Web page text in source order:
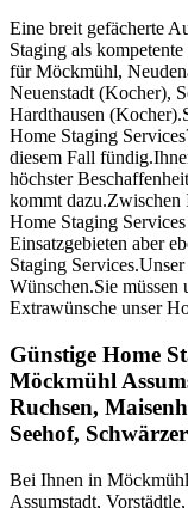
Eine breit gefächerte
Staging als
für Möckmühl,
Neuenstadt (Kocher),
Hardthausen
Home Staging
diesem Fall
höchster
kommt dazu.Zwischen
Home Staging
Einsatzgebieten aber
Staging
Wünschen.Sie
Extrawünsche unser
Günstige Home
Möckmühl
Ruchsen,
Seehof,
Bei Ihnen in
Assumstadt,